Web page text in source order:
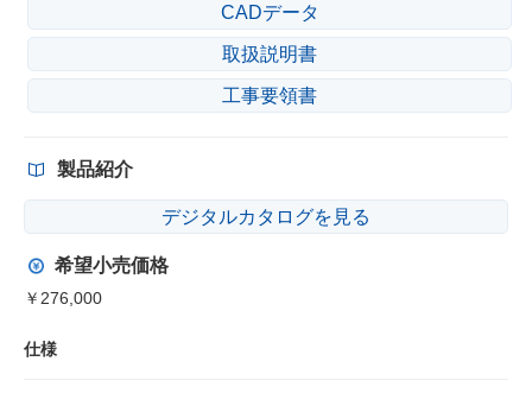
CADデータ
取扱説明書
工事要領書
製品紹介
デジタルカタログを見る
希望小売価格
￥276,000
仕様